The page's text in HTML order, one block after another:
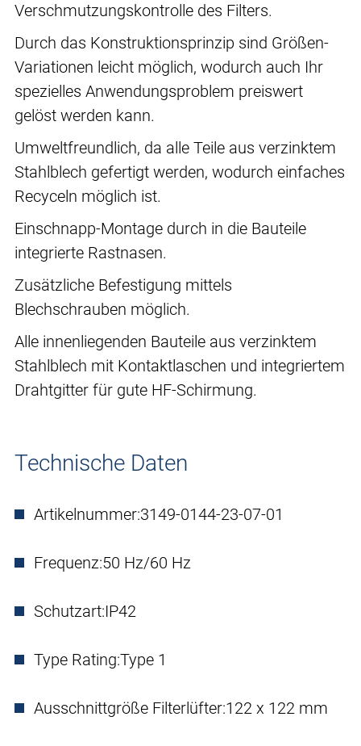
Verschmutzungskontrolle des Filters.
Durch das Konstruktionsprinzip sind Größen-
Variationen leicht möglich, wodurch auch Ihr
spezielles Anwendungsproblem preiswert
gelöst werden kann.
Umweltfreundlich, da alle Teile aus verzinktem
Stahlblech gefertigt werden, wodurch einfaches
Recyceln möglich ist.
Einschnapp-Montage durch in die Bauteile
integrierte Rastnasen.
Zusätzliche Befestigung mittels
Blechschrauben möglich.
Alle innenliegenden Bauteile aus verzinktem
Stahlblech mit Kontaktlaschen und integriertem
Drahtgitter für gute HF-Schirmung.
Technische Daten
Artikelnummer:3149-0144-23-07-01
Frequenz:50 Hz/60 Hz
Schutzart:IP42
Type Rating:Type 1
Ausschnittgröße Filterlüfter:122 x 122 mm